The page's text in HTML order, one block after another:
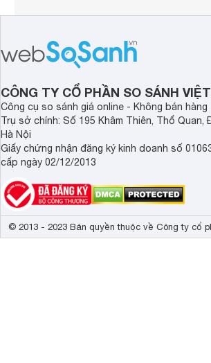
CÔNG TY CỔ PHẦN SO SÁNH
Công cụ so sánh giá online - Không bán hàng
Trụ sở chính: Số 195 Khâm Thiên, Thổ Quan,
Hà Nội
Giấy chứng nhận đăng ký kinh doanh số
cấp ngày 02/12/2013
© 2013 - 2023 Bản quyền thuộc về Công ty cổ